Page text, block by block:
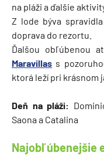
na pláži a ďalšie
Z lode býva
doprava do rezortu.
Ďalšou obľúbenou
Maravillas s
ktorá leží pri krásnom
Deň na pláži:
Saona a Catalina
Najobľúbenejšie